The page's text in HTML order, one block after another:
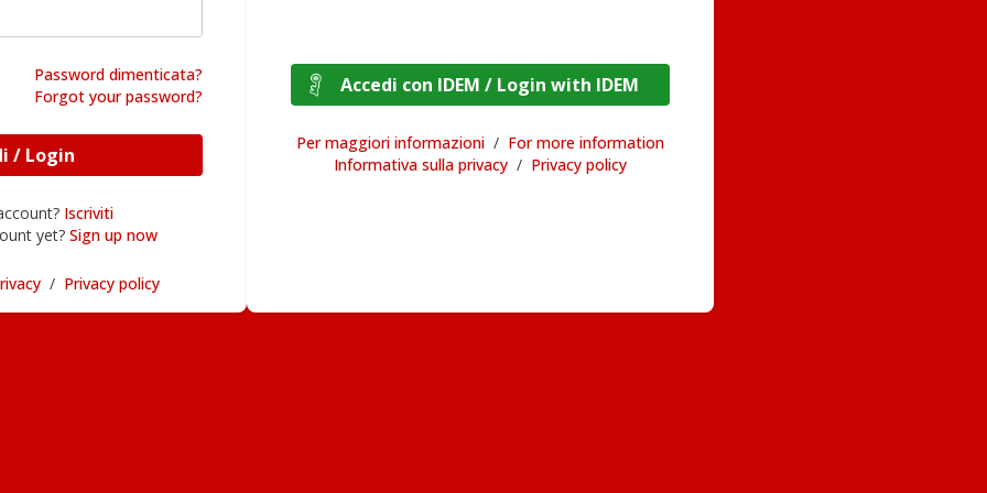
Password dimenticata?
Forgot your password?
Accedi / Login
Iscriviti
yet? Sign up now
/ Privacy policy
Accedi con IDEM / Login with IDEM
Per maggiori informazioni / For more information
Informativa sulla privacy / Privacy policy